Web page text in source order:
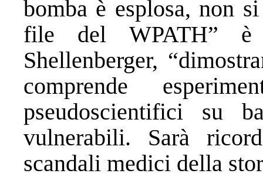
bomba è esplosa, non
file del WPATH”
Shellenberger,
comprende
pseudoscientifici su
vulnerabili. Sarà
scandali medici della